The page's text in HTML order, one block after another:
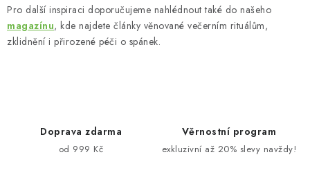
Pro další inspiraci doporučujeme nahlédnout také do našeho
magazínu, kde najdete články věnované večerním rituálům,
zklidnění i přirozené péči o spánek.
Doprava zdarma
od 999 Kč
Věrnostní program
exkluzivní až 20% slevy navždy!